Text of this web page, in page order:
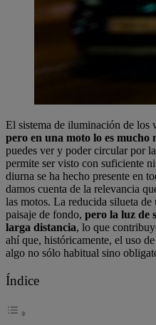
El sistema de iluminación de los
pero en una moto lo es mucho
puedes ver y poder circular por
permite ser visto con suficiente
diurna se ha hecho presente en
damos cuenta de la relevancia
las motos. La reducida silueta de
paisaje de fondo, pero la luz de
larga distancia, lo que
ahí que, históricamente, el uso
algo no sólo habitual sino
Índice